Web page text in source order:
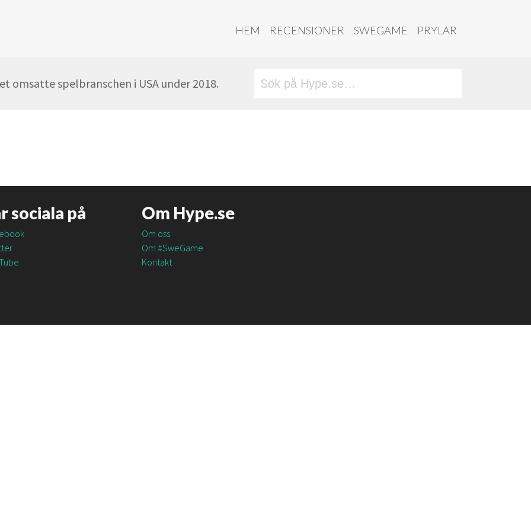
HEM RECENSIONER SWEGAME PRYLAR
omsatte spelbranschen i USA under 2018.
sociala på Om Hype.se
Om oss
Om #SweGame
Kontakt